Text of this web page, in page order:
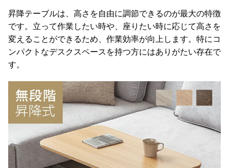
昇降テーブルは、高さを自由に調節できるのが最大の特徴
です。立って作業したい時や、座りたい時に応じて高さを
変えることができるため、作業効率が向上します。特にコ
ンパクトなデスクスペースを持つ方にはありがたい存在で
す。